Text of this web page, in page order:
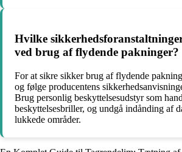
Hvilke
ved brug af flydende pakninger?
For at sikre sikker brug af flydende
og følge producentens
Brug personlig beskyttelsesudstyr som
beskyttelsesbriller, og undgå indånding af
lukkede områder.